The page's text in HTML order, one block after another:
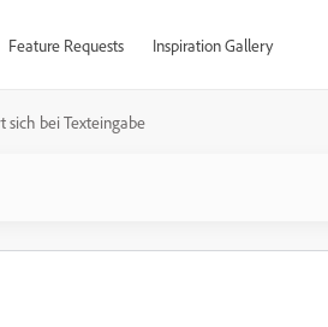
Feature Requests Inspiration Gallery
sich bei Texteingabe